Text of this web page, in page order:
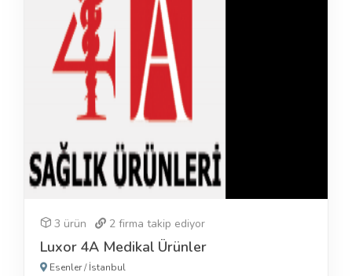
3 ürün 2 firma takip ediyor
Luxor 4A Medikal Ürünler
Esenler/İstanbul